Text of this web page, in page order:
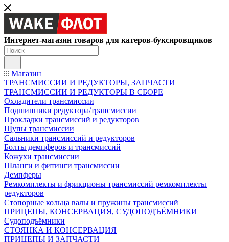
Интернет-магазин товаров для катеров-буксировщиков
Магазин
ТРАНСМИССИИ И РЕДУКТОРЫ, ЗАПЧАСТИ
ТРАНСМИССИИ И РЕДУКТОРЫ В СБОРЕ
Охладители трансмиссии
Подшипники редуктора/трансмиссии
Прокладки трансмиссий и редукторов
Щупы трансмиссии
Сальники трансмиссий и редукторов
Болты демпферов и трансмиссий
Кожухи трансмиссии
Шланги и фитинги трансмиссии
Демпферы
Ремкомплекты и фрикционы трансмиссий ремкомплекты
редукторов
Стопорные кольца валы и пружины трансмиссий
ПРИЦЕПЫ, КОНСЕРВАЦИЯ, СУДОПОДЪЁМНИКИ
Судоподъёмники
СТОЯНКА И КОНСЕРВАЦИЯ
ПРИЦЕПЫ И ЗАПЧАСТИ